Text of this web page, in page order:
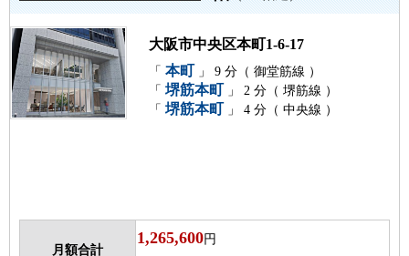
大阪市中央区本町1-6-17
「 本町
」 9 分（ 御堂筋線 ）
「 堺筋本町
」 2 分（ 堺筋線 ）
「 堺筋本町 」 4 分（ 中央線 ）
月額合計
1,265,600円